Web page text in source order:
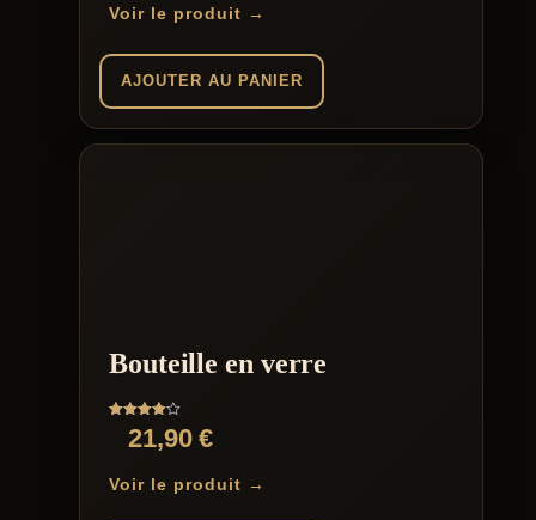
Voir le produit →
AJOUTER AU PANIER
Bouteille en verre
Note
4.0021,90€
Voir le produit →